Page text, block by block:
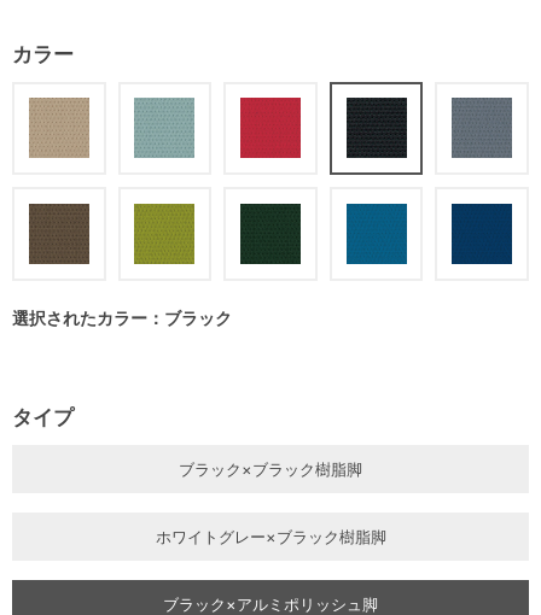
カラー
選択されたカラー：ブラック
タイプ
ブラック×ブラック樹脂脚
ホワイトグレー×ブラック樹脂脚
ブラック×アルミポリッシュ脚